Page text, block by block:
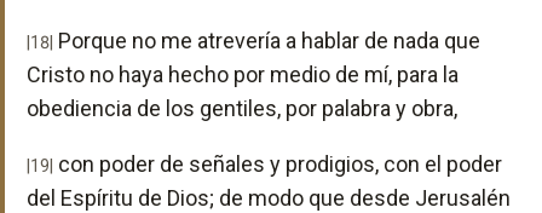
|18| Porque no me atrevería a hablar de nada que
Cristo no haya hecho por medio de mí, para la
obediencia de los gentiles, por palabra y obra,
|19| con poder de señales y prodigios, con el poder
del Espíritu de Dios; de modo que desde Jerusalén